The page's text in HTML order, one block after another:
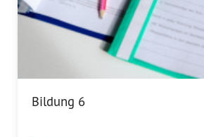
Wissenswertes
Mediathek
Bildung 6